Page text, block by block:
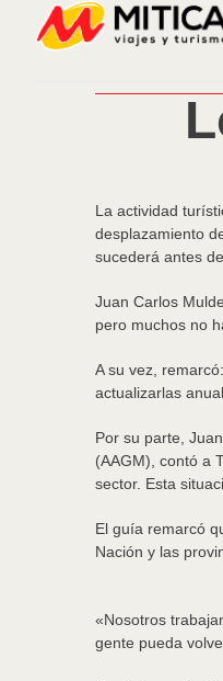
La actividad
desplazamiento
sucederá antes
Juan Carlos
pero muchos no
A su vez,
actualizarlas
Por su parte,
(AAGM), contó a
sector. Esta
El guía remarcó
Nación y las
«Nosotros
gente pueda